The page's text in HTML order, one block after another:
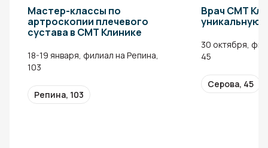
Мастер-классы по
артроскопии плечевого
сустава в СМТ Клинике
18-19 января, филиал на Репина,
103
Репина, 103
Врач СМТ
уникальную
30 октября,
45
Серова, 45